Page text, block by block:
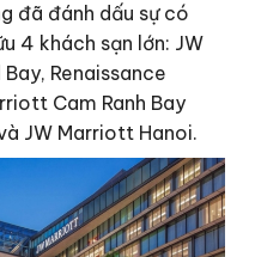
đã đánh dấu sự có
4 khách sạn lớn: JW
Renaissance
Cam Ranh Bay
JW Marriott Hanoi.